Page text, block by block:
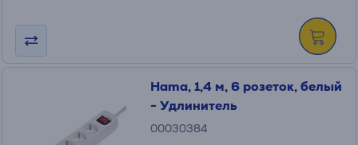
Hama, 1,4 м, 6 розеток, белый
- Удлинитель
00030384